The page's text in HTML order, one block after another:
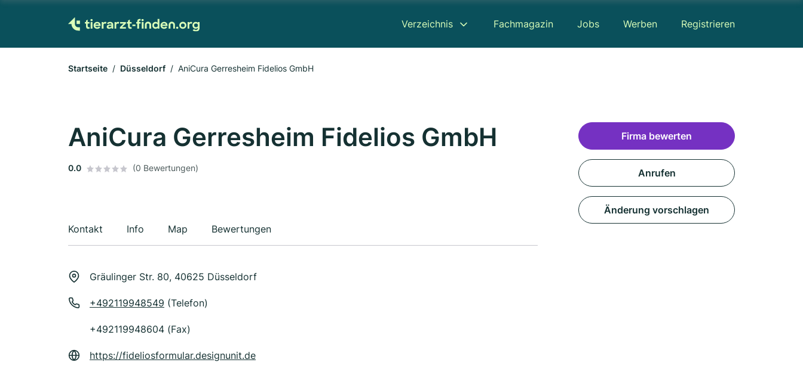
Verzeichnis Fachmagazin Jobs Werben Registrieren
Startseite Düsseldorf AniCura Gerresheim Fidelios GmbH
AniCura Gerresheim Fidelios GmbH
0.0 (0 Bewertungen)
Kontakt Info Map Bewertungen
Gräulinger Str. 80, 40625 Düsseldorf
+492119948549 (Telefon)
+492119948604 (Fax)
https://fideliosformular.designunit.de
Firma bewerten
Anrufen
Änderung vorschlagen